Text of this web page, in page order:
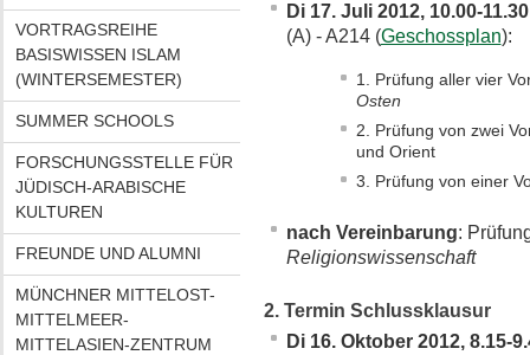
VORTRAGSREIHE
BASISWISSEN ISLAM
(WINTERSEMESTER)
SUMMER SCHOOLS
FORSCHUNGSSTELLE FÜR
JÜDISCH-ARABISCHE
KULTUREN
FREUNDE UND ALUMNI
MÜNCHNER MITTELOST-
MITTELMEER-
MITTELASIEN-ZENTRUM
Di 17. Juli 2012, 10.00-11.30
(A) - A214 (Geschossplan):
Prüfung aller vier
Osten
Prüfung von zwei
und Orient
Prüfung von einer
nach Vereinbarung:
Religionswissenschaft
2. Termin Schlussklausur
Di 16. Oktober 2012, 8.15-